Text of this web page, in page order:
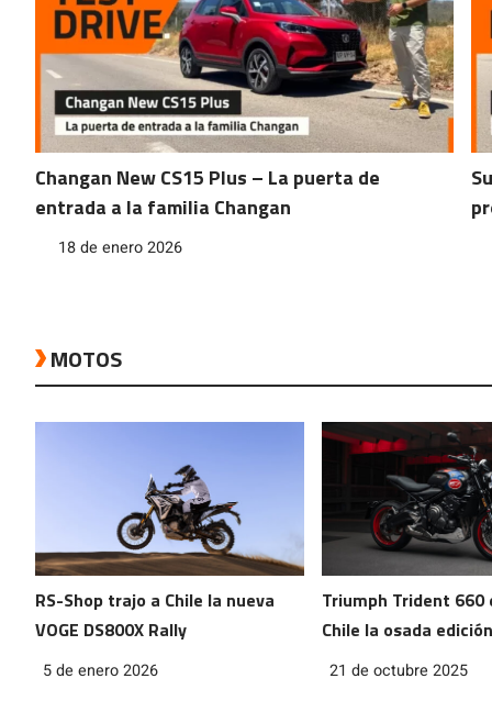
Changan New CS15 Plus – La puerta de
entrada a la familia Changan
18 de enero 2026
MOTOS
RS-Shop trajo a Chile la nueva
VOGE DS800X Rally
5 de enero 2026
Triumph Trident 660
Chile la osada
Triple Tribute
21 de octubre 2025